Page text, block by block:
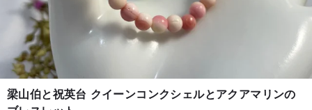
梁山伯と祝英台 クイーンコンクシェルとアクアマリンの